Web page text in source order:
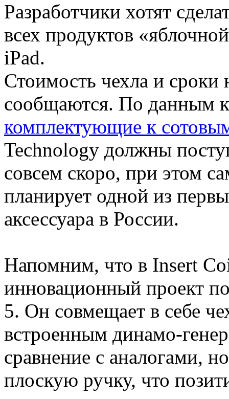
Разработчики хотят
всех продуктов
iPad.
Стоимость чехла и сроки
сообщаются. По данным
комплектующие к
Technology должны
совсем скоро, при этом
планирует одной из
аксессуара в России.
Напомним, что в Insert
инновационный проект
5. Он совмещает в себе
встроенным динамо-
сравнение с аналогами,
плоскую ручку, что